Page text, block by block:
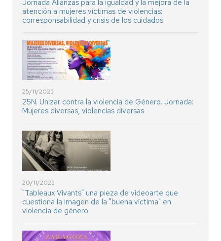
Jornada Alianzas para la igualdad y la mejora de la
atención a mujeres víctimas de violencias:
corresponsabilidad y crisis de los cuidados
25/11/2025
25N. Unizar contra la violencia de Género. Jornada:
Mujeres diversas, violencias diversas
20/11/2025
"Tableaux Vivants" una pieza de videoarte que
cuestiona la imagen de la "buena víctima" en
violencia de género